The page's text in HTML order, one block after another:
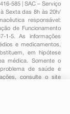
585 | SAC – Serviço
Sexta das 8h às 20h/
responsável:
de Funcionamento
1-5. As informações
e medicamentos,
em hipótese
médica. Somente o
de saúde e
consulte o site